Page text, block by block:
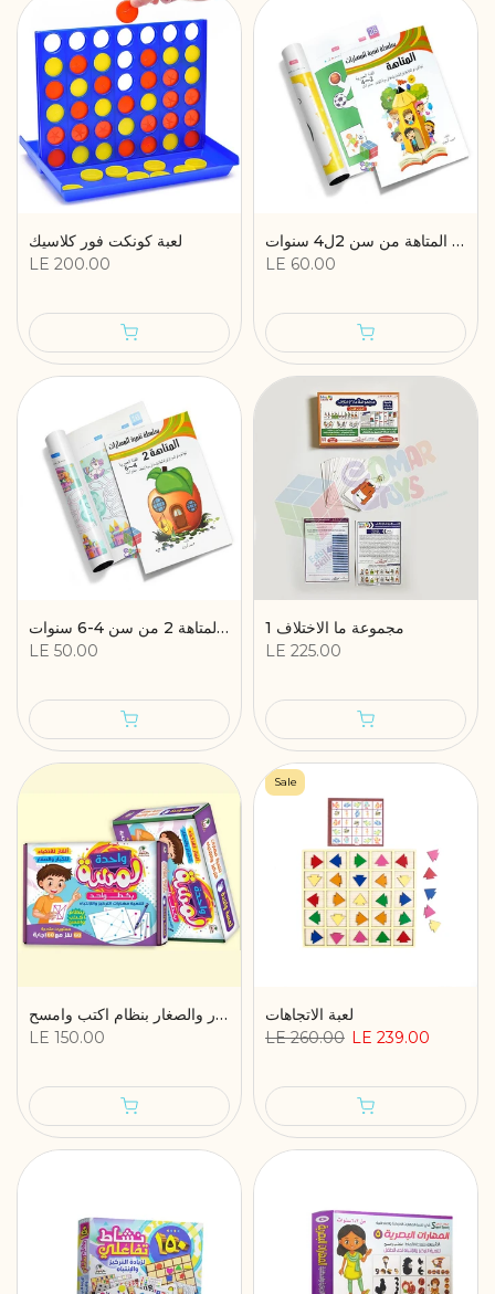
لعبة كونكت فور كلاسيك
LE 200.00
سلسلة تنمية مهارات - المتاهة من سن 2ل4 سنوات
LE 60.00
سلسلة تنمية مهارات - المتاهة 2 من سن 4-6 سنوات
LE 50.00
مجموعة ما الاختلاف 1
LE 225.00
لمسة واحدة - لعبة الغاز للكبار والصغار بنظام اكتب وامسح
LE 150.00
Sale
لعبة الاتجاهات
LE 260.00 LE 239.00